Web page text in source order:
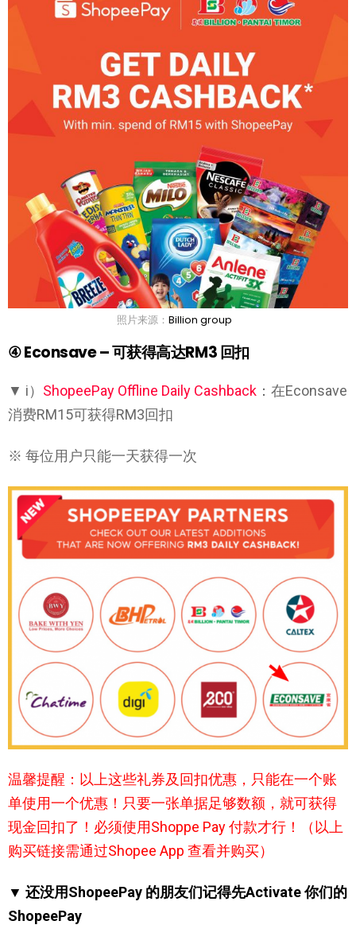
照片来源： Billion group
④ Econsave –可获得高达RM3 回扣
▼ i） ShopeePay Offline Daily Cashback ：在Econsave
消费RM15可获得RM3回扣
※ 每位用户只能一天获得一次
温馨提醒：以上这些礼券及回扣优惠，只能在一个账
单使用一个优惠！只要一张单据足够数额，就可获得
现金回扣了！ 必须使用Shoppe Pay 付款才行！（以上
购买链接需通过Shopee App 查看并购买）
▼ 还没用ShopeePay 的朋友们记得先Activate 你们的
ShopeePay